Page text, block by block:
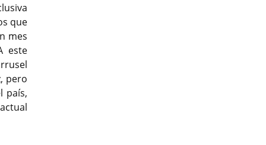
que
mes
este
pero
país,